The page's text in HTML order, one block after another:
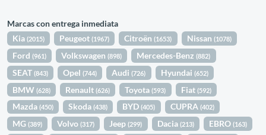
Marcas con entrega inmediata
Kia(2015) Peugeot(1967) Citroën(1653) Nissan (1078)
Ford(961) Volkswagen(898) Mercedes-Benz(882)
SEAT(843) Opel(744) Audi(726) Hyundai (652)
BMW(628) Renault(626) Toyota(593) Fiat (592)
Mazda(450) Skoda(438) BYD(405) CUPRA (402)
MG(389) Volvo(317) Jeep(299) Dacia (213) EBRO (163)